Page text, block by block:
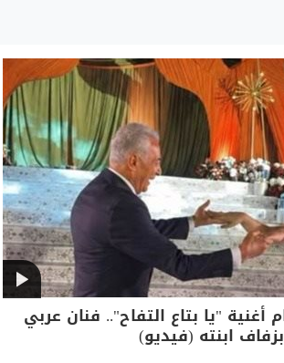
"يا بتاع التفاح".. فنان عربي
ابنته (فيديو)